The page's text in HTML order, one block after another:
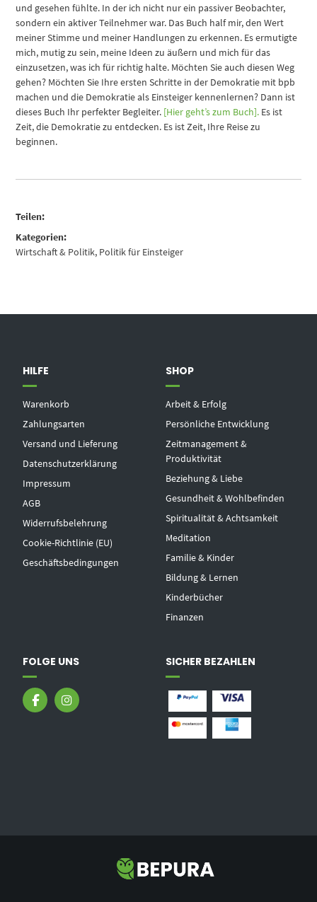
und gesehen fühlte. In der ich nicht nur ein passiver Beobachter,
sondern ein aktiver Teilnehmer war. Das Buch half mir, den Wert
meiner Stimme und meiner Handlungen zu erkennen. Es ermutigte
mich, mutig zu sein, meine Ideen zu äußern und mich für das
einzusetzen, was ich für richtig halte. Möchten Sie auch diesen Weg
gehen? Möchten Sie Ihre ersten Schritte in der Demokratie mit bpb
machen und die Demokratie als Einsteiger kennenlernen? Dann ist
dieses Buch Ihr perfekter Begleiter. [Hier geht’s zum Buch]. Es ist
Zeit, die Demokratie zu entdecken. Es ist Zeit, Ihre Reise zu
beginnen.
Teilen:
Kategorien:
Wirtschaft & Politik, Politik für Einsteiger
HILFE
Warenkorb
Zahlungsarten
Versand und Lieferung
Datenschutzerklärung
Impressum
AGB
Widerrufsbelehrung
Cookie-Richtlinie (EU)
Geschäftsbedingungen
SHOP
Arbeit & Erfolg
Persönliche Entwicklung
Zeitmanagement &
Produktivität
Beziehung & Liebe
Gesundheit & Wohlbefinden
Spiritualität & Achtsamkeit
Meditation
Familie & Kinder
Bildung & Lernen
Kinderbücher
Finanzen
FOLGE UNS SICHER BEZAHLEN